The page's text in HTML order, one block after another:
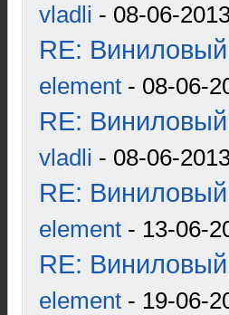
vladli - 08-06-
RE: Виниловый
element - 08-06-
RE: Виниловый
vladli - 08-06-
RE: Виниловый
element - 13-06-
RE: Виниловый
element - 19-06-